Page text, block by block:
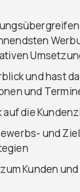
und hast
und
die
und
Kunden